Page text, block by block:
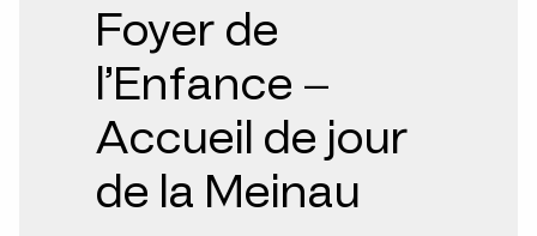
Foyer de
l’Enfance –
Accueil de jour
de la Meinau